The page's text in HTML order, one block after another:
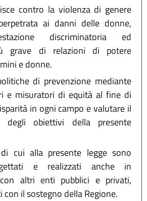
contro la violenza di genere
ai danni delle donne,
discriminatoria ed
grave di relazioni di potere
e donne.
di prevenzione mediante
e misuratori di equità al fine di
in ogni campo e valutare il
degli obiettivi della presente
cui alla presente legge sono
e realizzati anche in
con altri enti pubblici e privati,
con il sostegno della Regione.